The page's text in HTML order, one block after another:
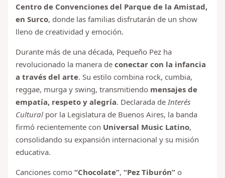
Centro de Convenciones del Parque de la Amistad,
en Surco, donde las familias disfrutarán de un show
lleno de creatividad y emoción.
Durante más de una década, Pequeño Pez ha
revolucionado la manera deconectar con la infancia
a través del arte. Su estilo combina rock, cumbia,
reggae, murga y swing, transmitiendo mensajes de
empatía, respeto y alegría. Declarada deInterés
Cultural por la Legislatura de Buenos Aires, la banda
firmó recientemente con Universal Music Latino,
consolidando su expansión internacional y su misión
educativa.
Canciones como“Chocolate”,“Pez Tiburón” o